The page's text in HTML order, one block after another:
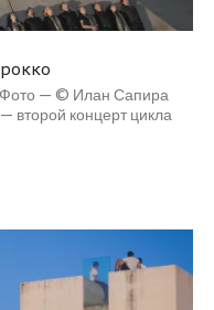
— © Илан Сапира
второй концерт цикла